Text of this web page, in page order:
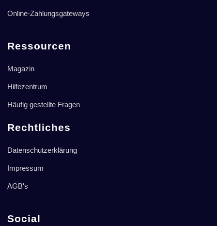
Online-Zahlungsgateways
Ressourcen
Magazin
Hilfezentrum
Häufig gestellte Fragen
Rechtliches
Datenschutzerklärung
Impressum
AGB's
Social